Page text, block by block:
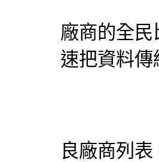
廠商的全民
速把資料
良廠商列